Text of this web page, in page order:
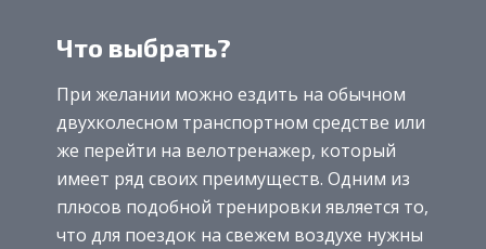
Что выбрать?
При желании можно ездить на обычном
двухколесном транспортном средстве или
же перейти на велотренажер, который
имеет ряд своих преимуществ. Одним из
плюсов подобной тренировки является то,
что для поездок на свежем воздухе нужны